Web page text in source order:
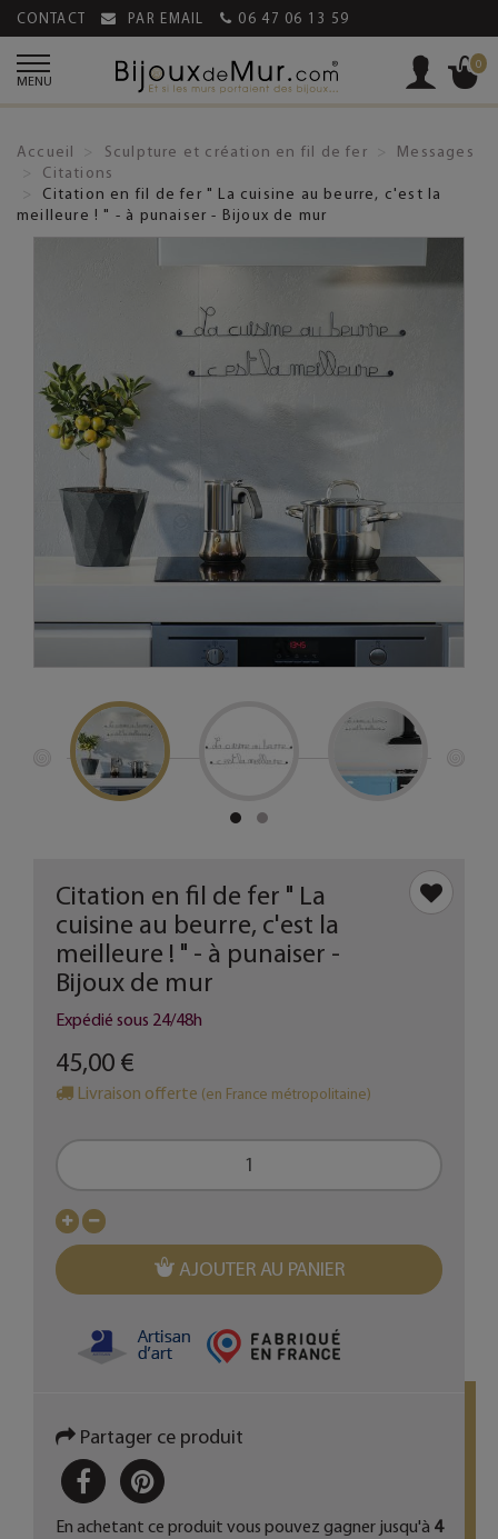
CONTACT PAR EMAIL 06 47 06 13 59
MENU
0
Accueil Sculpture et création en fil de fer
Messages
Citations
Citation en fil de fer " La cuisine au beurre, c'est la
meilleure ! " - à punaiser - Bijoux de mur
Citation en fil de fer " La
cuisine au beurre, c'est la
meilleure ! " - à punaiser -
Bijoux de mur
Expédié sous 24/48h
45,00 €
Livraison offerte (en France métropolitaine)
AJOUTER AU PANIER
Partager ce produit
PARTAGERPINTEREST
En achetant ce produit vous pouvez gagner jusqu'à 4